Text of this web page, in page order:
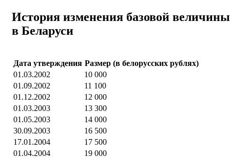
История изменения базовой величины
в Беларуси
Дата утверждения Размер (в белорусских рублях)
01.03.2002
10 000
01.09.2002
11 100
01.12.2002
12 000
01.03.2003
13 300
01.05.2003
14 000
30.09.2003
16 500
17.01.2004
17 500
01.04.2004
19 000